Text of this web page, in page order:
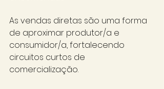
As vendas diretas são uma forma
de aproximar produtor/a e
consumidor/a, fortalecendo
circuitos curtos de
comercialização.